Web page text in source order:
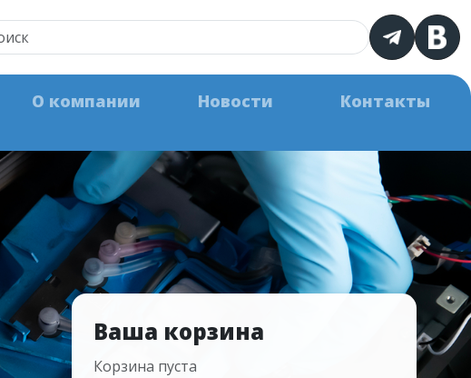
О компании Новости Контакты
Ваша корзина
Корзина пуста